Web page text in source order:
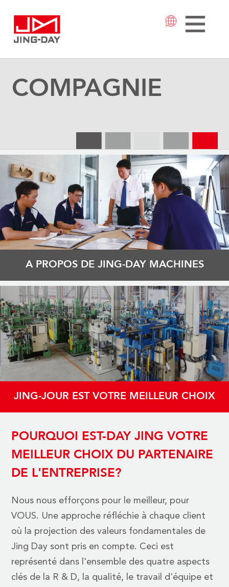
COMPAGNIE
A PROPOS DE JING-DAY MACHINES
JING-JOUR EST VOTRE MEILLEUR CHOIX
POURQUOI EST-DAY JING VOTRE
MEILLEUR CHOIX DU PARTENAIRE
DE L'ENTREPRISE?
Nous nous efforçons pour le meilleur, pour
VOUS. Une approche réfléchie à chaque client
où la projection des valeurs fondamentales de
Jing Day sont pris en compte. Ceci est
représenté dans l'ensemble des quatre aspects
clés de la R & D, la qualité, le travail d'équipe et